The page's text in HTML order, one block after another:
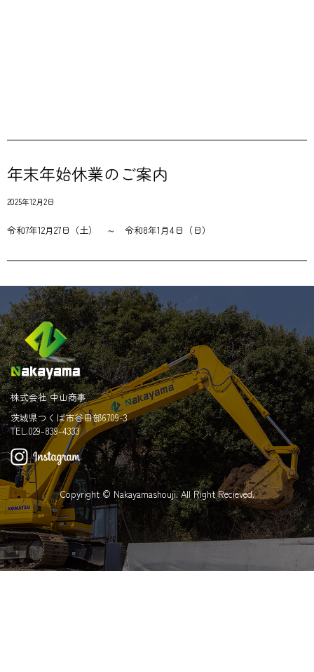
年末年始休業のご案内
2025年12月2日
令和7年12月27日（土） ～ 令和8年1月4日（日）
株式会社 中山商事
茨城県つくば市谷田部6709-3
TEL.029-839-4333
Copyright © Nakayamashouji. All Right Recieved.